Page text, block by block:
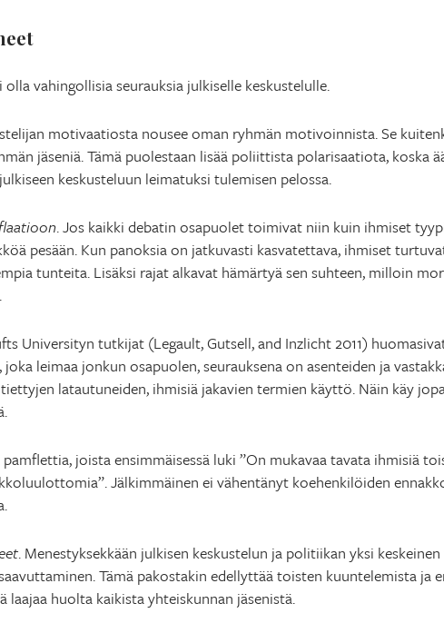
vahingollisia seurauksia julkiselle keskustelulle.
motivaatiosta nousee oman ryhmän motivoinnista. Se
jäseniä. Tämä puolestaan lisää poliittista polarisaatiota, koska
keskusteluun leimatuksi tulemisen pelossa.
. Jos kaikki debatin osapuolet toimivat niin kuin ihmiset
pesään. Kun panoksia on jatkuvasti kasvatettava, ihmiset
tunteita. Lisäksi rajat alkavat hämärtyä sen suhteen, milloin
Universityn tutkijat (Legault, Gutsell, and Inzlicht 2011)
leimaa jonkun osapuolen, seurauksena on asenteiden ja
latautuneiden, ihmisiä jakavien termien käyttö. Näin käy
joista ensimmäisessä luki ”On mukavaa tavata ihmisiä
Jälkimmäinen ei vähentänyt koehenkilöiden
. Menestyksekkään julkisen keskustelun ja politiikan yksi
Tämä pakostakin edellyttää toisten kuuntelemista ja
huolta kaikista yhteiskunnan jäsenistä.